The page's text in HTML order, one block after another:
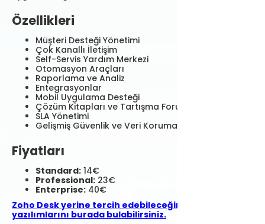
Özellikleri
Müşteri Desteği Yönetimi
Çok Kanallı İletişim
Self-Servis Yardım Merkezi
Otomasyon Araçları
Raporlama ve Analiz
Entegrasyonlar
Mobil Uygulama Desteği
Çözüm Kitapları ve Tartışma Forumları
SLA Yönetimi
Gelişmiş Güvenlik ve Veri Koruma
Fiyatları
Standard: 14€
Professional: 23€
Enterprise: 40€
Zoho Desk yerine tercih edebileceğiniz destek
yazılımlarını burada bulabilirsiniz.